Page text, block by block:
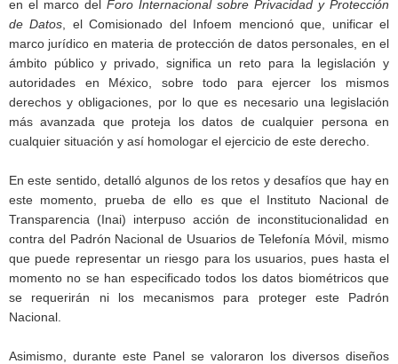
en el marco del Foro Internacional sobre Privacidad y Protección
de Datos , el Comisionado del Infoem mencionó que, unificar el
marco jurídico en materia de protección de datos personales, en el
ámbito público y privado, significa un reto para la legislación y
autoridades en México, sobre todo para ejercer los mismos
derechos y obligaciones, por lo que es necesario una legislación
más avanzada que proteja los datos de cualquier persona en
cualquier situación y así homologar el ejercicio de este derecho.
En este sentido, detalló algunos de los retos y desafíos que hay en
este momento, prueba de ello es que el Instituto Nacional de
Transparencia (Inai) interpuso acción de inconstitucionalidad en
contra del Padrón Nacional de Usuarios de Telefonía Móvil, mismo
que puede representar un riesgo para los usuarios, pues hasta el
momento no se han especificado todos los datos biométricos que
se requerirán ni los mecanismos para proteger este Padrón
Nacional.
Asimismo, durante este Panel se valoraron los diversos diseños